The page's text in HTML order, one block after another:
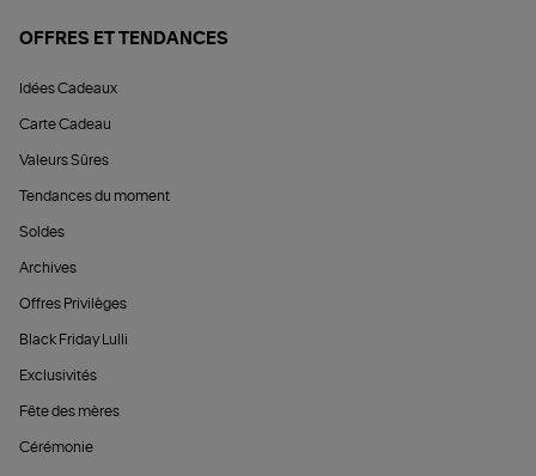
OFFRES ET TENDANCES
Idées Cadeaux
Carte Cadeau
Valeurs Sûres
Tendances du moment
Soldes
Archives
Offres Privilèges
Black Friday Lulli
Exclusivités
Fête des mères
Cérémonie